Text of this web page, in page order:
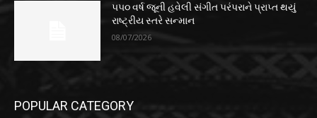
૫૫૦ વર્ષ જૂની હવેલી સંગીત પરંપરાને પ્રાપ્ત થયું
રાષ્ટ્રીય સ્તરે સન્માન
08/07/2026
POPULAR CATEGORY